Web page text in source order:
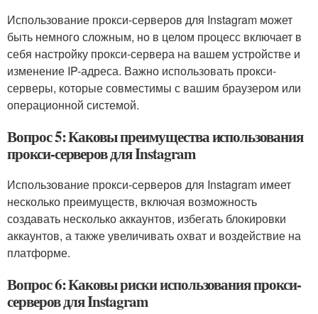
Использование прокси-серверов для Instagram может
быть немного сложным, но в целом процесс включает в
себя настройку прокси-сервера на вашем устройстве и
изменение IP-адреса. Важно использовать прокси-
серверы, которые совместимы с вашим браузером или
операционной системой.
Вопрос 5: Каковы преимущества использования
прокси-серверов для Instagram
Использование прокси-серверов для Instagram имеет
несколько преимуществ, включая возможность
создавать несколько аккаунтов, избегать блокировки
аккаунтов, а также увеличивать охват и воздействие на
платформе.
Вопрос 6: Каковы риски использования прокси-
серверов для Instagram